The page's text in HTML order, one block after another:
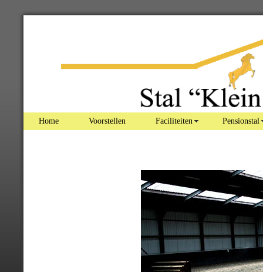
Home Voorstellen Faciliteiten Pensionstal